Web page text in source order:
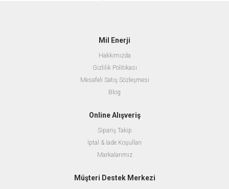
Mil Enerji
Hakkımızda
Gizlilik Politikası
Mesafeli Satış Sözleşmesi
Blog
Online Alışveriş
Sipariş Takip
İptal & İade Koşulları
Markalarımız
Müşteri Destek Merkezi